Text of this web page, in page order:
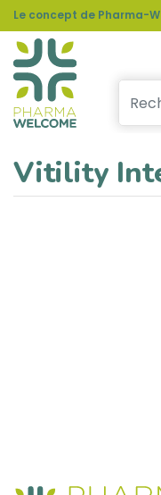
Le concept de Pharma-
Vitility